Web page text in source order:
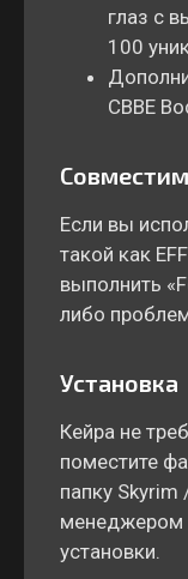
глаз с
100
CBBE
Если вы
такой как
выполнить
либо
Установка
Кейра не
поместите
папку Skyrim
менеджером
установки.